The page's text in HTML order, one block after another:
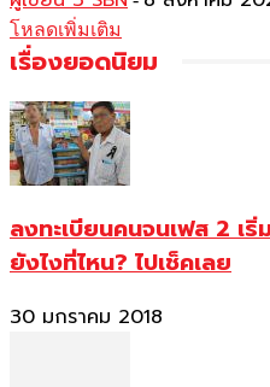
โหลดเพิ่มเติม
เรื่องยอดนิยม
ลงทะเบียนคนจนเฟส 2 เริ่
ยังไงที่ไหน? ไปเช็คเลย
30 มกราคม 2018